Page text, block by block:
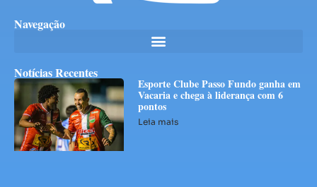
Navegação
Notícias Recentes
Esporte Clube Passo Fundo ganha em
Vacaria e chega à liderança com 6
pontos
Leia mais